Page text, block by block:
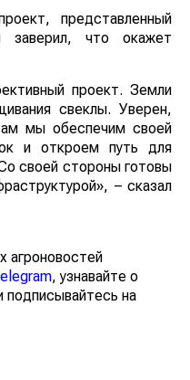
представленный
заверил, что окажет
проект. Земли
свеклы. Уверен,
мы обеспечим своей
и откроем путь для
своей стороны готовы
– сказал
агроновостей
, узнавайте о
подписывайтесь на